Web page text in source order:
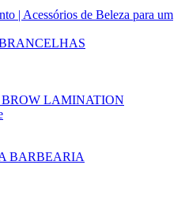
| Acessórios de Beleza para um
LAMINATION
BARBEARIA